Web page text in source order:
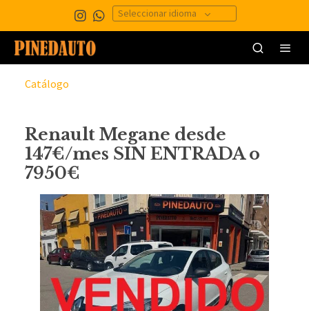
Seleccionar idioma
Catálogo
Renault Megane desde
147€/mes SIN ENTRADA o
7950€